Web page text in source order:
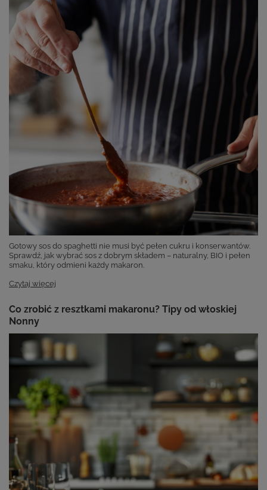
Gotowy sos do spaghetti nie musi być pełen cukru i konserwantów.
Sprawdź, jak wybrać sos z dobrym składem – naturalny, BIO i pełen
smaku, który odmieni każdy makaron.
Czytaj więcej
Co zrobić z resztkami makaronu? Tipy od włoskiej
Nonny